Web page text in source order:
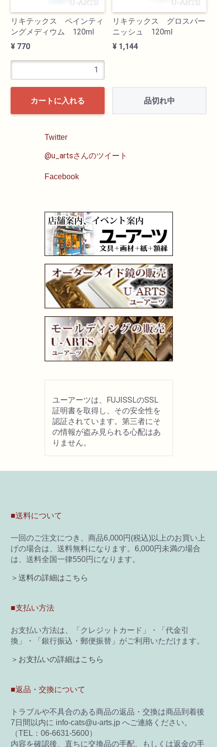
Twitter
@u_artsさんのツイート
Facebook
ユーアーツは、FUJISSLのSSL
証明書を取得し、その安全性を
認証されています。第三者にそ
の情報が盗み見られる心配はあ
りません。
リキテックス ペインティ
ングメディウム 120ml
¥ 770
カートに入れる
リキテックス グロスバー
ニッシュ 120ml
¥ 1,144
品切れ中
■送料について
一回のご注文につき、商品6,000円(税込)以上のお買い上
げの場合は、送料無料になります。6,000円未満の場合
は、送料全国一律550円になります。
＞送料の詳細はこちら
■支払い方法
お支払い方法は、「クレジットカード」・「代金引
換」・「銀行振込・郵便振替」がご利用いただけます。
＞お支払いの詳細はこちら
■返品・交換について
トラブルや不具合のある商品の返品・交換は商品到着後
7日間以内に info-cats@u-arts.jp へご連絡ください。
（TEL：06-6631-5600）
内容を確認後、直ちに交換品の手配、もしくは返金の手